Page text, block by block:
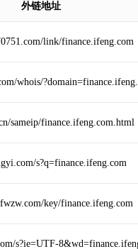
外链地址
link/finance.ifeng.com
whois/
sameip/finance.ifeng.com.html
s?q=finance.ifeng.com
key/finance.ifeng.com
s?ie=UTF-